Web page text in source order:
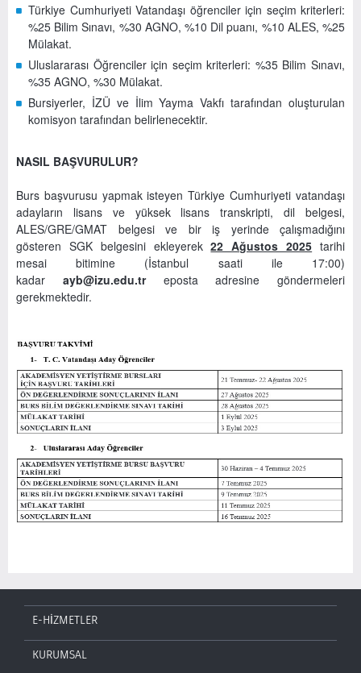
Türkiye Cumhuriyeti Vatandaşı öğrenciler için seçim kriterleri:
%25 Bilim Sınavı, %30 AGNO, %10 Dil puanı, %10 ALES, %25
Mülakat.
Uluslararası Öğrenciler için seçim kriterleri: %35 Bilim Sınavı,
%35 AGNO, %30 Mülakat.
Bursiyerler, İZÜ ve İlim Yayma Vakfı tarafından oluşturulan
komisyon tarafından belirlenecektir.
NASIL BAŞVURULUR?
Burs başvurusu yapmak isteyen Türkiye Cumhuriyeti vatandaşı
adayların lisans ve yüksek lisans transkripti, dil belgesi,
ALES/GRE/GMAT belgesi ve bir iş yerinde çalışmadığını
gösteren SGK belgesini ekleyerek22 Ağustos 2025 tarihi
mesai bitimine (İstanbul saati ile 17:00)
kadar ayb@izu.edu.treposta adresine göndermeleri
gerekmektedir.
E-HİZMETLER
KURUMSAL